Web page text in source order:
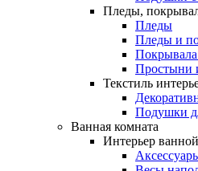
Пледы,
Пледы
Пледы и
Простыни
Текстиль
Подушки
Ванная комната
Интерьер